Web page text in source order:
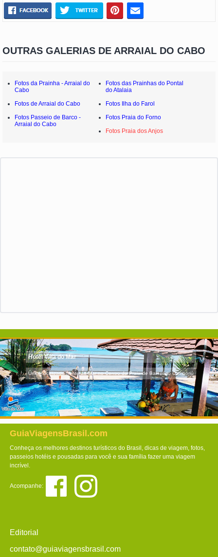
OUTRAS GALERIAS DE ARRAIAL DO CABO
Fotos da Prainha - Arraial do
Cabo
Fotos das Prainhas do Pontal
do Atalaia
Fotos de Arraial do Cabo
Fotos Ilha do Farol
Fotos Passeio de Barco -
Arraial do Cabo
Fotos Praia do Forno
Fotos Praia dos Anjos
Hotel Villa do Mar
Único localizado frente ao Mar no Centro da Praia de Balneário Camboriú
GuiaViagensBrasil.com
Conheça os melhores destinos turísticos do Brasil, dicas de viagem, fotos,
passeios hotéis e pousadas para você e sua família fazer uma viagem
incrível.
Acompanhe:
Editorial
contato@guiaviagensbrasil.com